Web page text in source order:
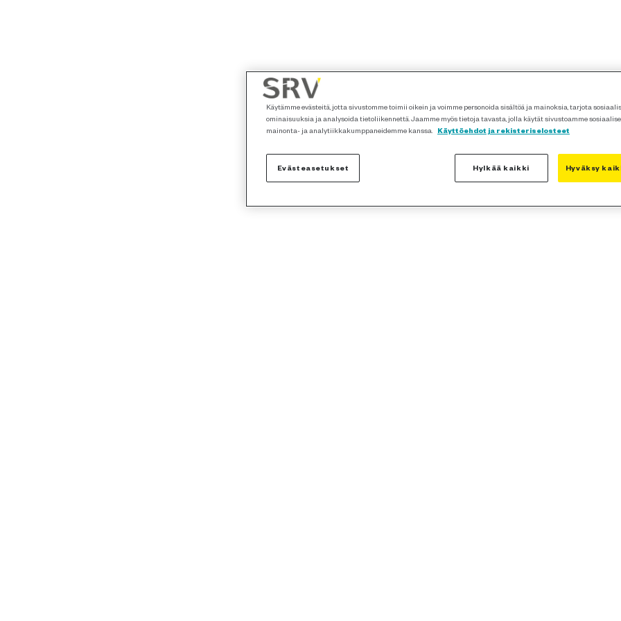
Käytämme evästeitä, jotta sivustomme toimii oikein ja voimme personoida sisältöä ja mainoksia, tarjota
ominaisuuksia ja analysoida tietoliikennettä. Jaamme myös tietoja tavasta, jolla käytät sivustoamme
mainonta- ja analytiikkakumppaneidemme kanssa.
Käyttöehdot ja rekisteriselosteet
Evästeasetukset Hylkää kaikki Hyväksy